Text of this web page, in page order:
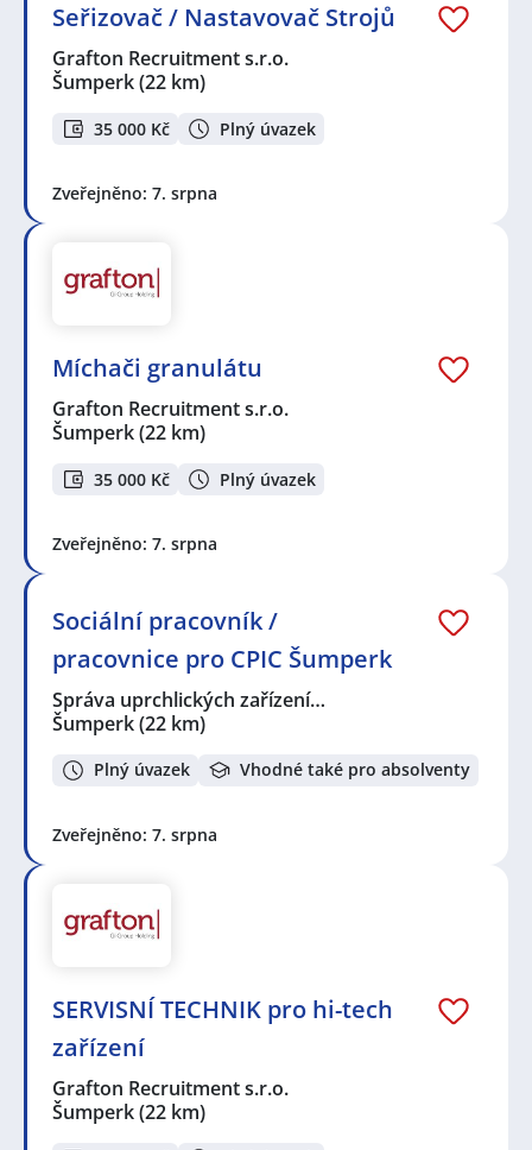
Seřizovač / Nastavovač Strojů
Grafton Recruitment s.r.o.
Šumperk(22 km)
35 000 Kč Plný úvazek
Zveřejněno: 7. srpna
Míchači granulátu
Grafton Recruitment s.r.o.
Šumperk(22 km)
35 000 Kč Plný úvazek
Zveřejněno: 7. srpna
Sociální pracovník /
pracovnice pro CPIC Šumperk
Správa uprchlických zařízení…
Šumperk(22 km)
Plný úvazek Vhodné také pro absolventy
Zveřejněno: 7. srpna
SERVISNÍ TECHNIK pro hi-tech
zařízení
Grafton Recruitment s.r.o.
Šumperk(22 km)